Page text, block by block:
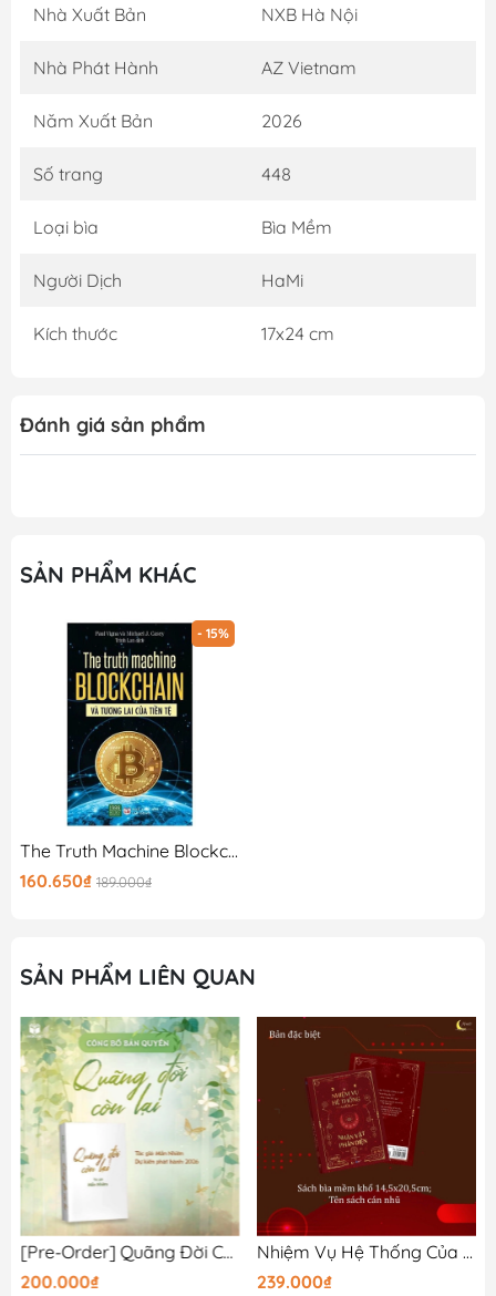
Nhà Xuất Bản NXB Hà Nội
Nhà Phát Hành AZ Vietnam
Năm Xuất Bản 2026
Số trang 448
Loại bìa Bìa Mềm
Người Dịch HaMi
Kích thước 17x24 cm
Đánh giá sản phẩm
SẢN PHẨM KHÁC
- 15%
The Truth Machine Blockchain Và Tương Lai Của Tiền Tệ
160.650₫ 189.000₫
SẢN PHẨM LIÊN QUAN
[Pre-Order] Quãng Đời Còn Lại - Tập 1 - Bản Thường
200.000₫
Nhiệm Vụ Hệ Thống Của Nhân Vật Phản Diện Tập 2 - Bản Đặc Biệt
239.000₫